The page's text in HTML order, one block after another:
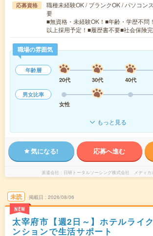
応募資格
職種未経験OK / ブランクOK / パソコン
要
■無資格・未経験OK！■年齢・学歴不問
以上採用予定！■履歴書不要■社会保険
職場の雰囲気
年齢層
20代
30代 40代
男女比率
女性
もっと見る
気になる! 応募へ進む
派遣会社 日研トータルソーシング株式会社 メディカ
未読
NEW
掲載日 2026/08/06
太宰府市【週2日～】ホテルライ
ンションで生活サポート